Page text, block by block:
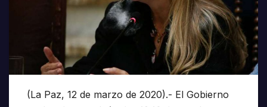
(La Paz, 12 de marzo de 2020).- El Gobierno